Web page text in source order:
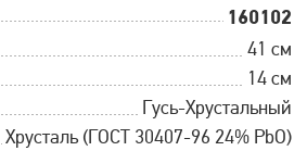
160102
41 см
14 см
Гусь-Хрустальный
Хрусталь (ГОСТ 30407-96 24% PbO)